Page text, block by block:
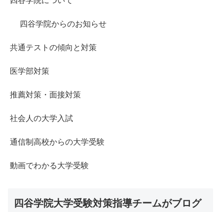
四谷学院からのお知らせ
共通テストの傾向と対策
医学部対策
推薦対策・面接対策
社会人の大学入試
通信制高校からの大学受験
動画でわかる大学受験
四谷学院大学受験対策指導チームがブログ